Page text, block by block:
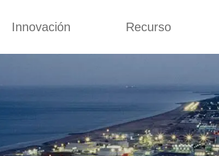
Innovación
Diseño
Recurso
Blog
Video